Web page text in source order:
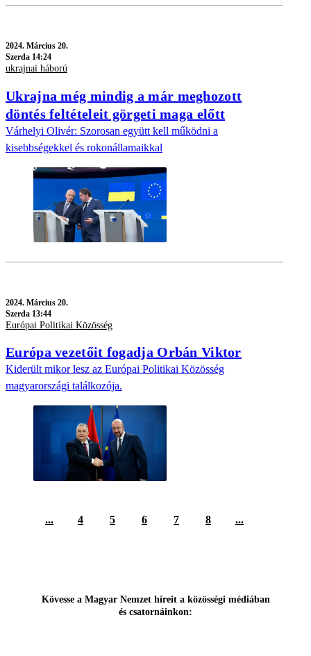
2024. Március 20.
Szerda 14:24
ukrajnai háború
Ukrajna még mindig a már meghozott
döntés feltételeit görgeti maga előtt
Várhelyi Olivér: Szorosan együtt kell működni a
kisebbségekkel és rokonállamaikkal
2024. Március 20.
Szerda 13:44
Európai Politikai Közösség
Európa vezetőit fogadja Orbán Viktor
Kiderült mikor lesz az Európai Politikai Közösség
magyarországi találkozója.
... 4 5 6 7 8 ...
Kövesse a Magyar Nemzet híreit a közösségi médiában
és csatornáinkon: